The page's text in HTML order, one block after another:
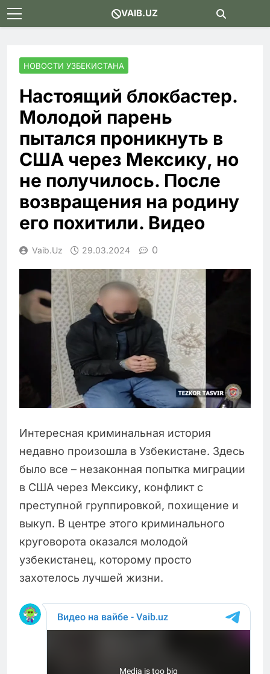
Skip
to
VAIB.UZ
НОВОСТИ УЗБЕКИСТАНА
Настоящий блокбастер.
Молодой парень
пытался проникнуть в
США через Мексику, но
не получилось. После
возвращения на родину
его похитили. Видео
Vaib.uz 29.03.2024 0
Интересная криминальная история
недавно произошла в Узбекистане. Здесь
было все – незаконная попытка миграции
в США через Мексику, конфликт с
преступной группировкой, похищение и
выкуп. В центре этого криминального
круговорота оказался молодой
узбекистанец, которому просто
захотелось лучшей жизни.